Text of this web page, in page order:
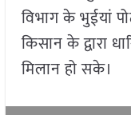
विभाग के भुईयां
किसान के द्वारा
मिलान हो सके।